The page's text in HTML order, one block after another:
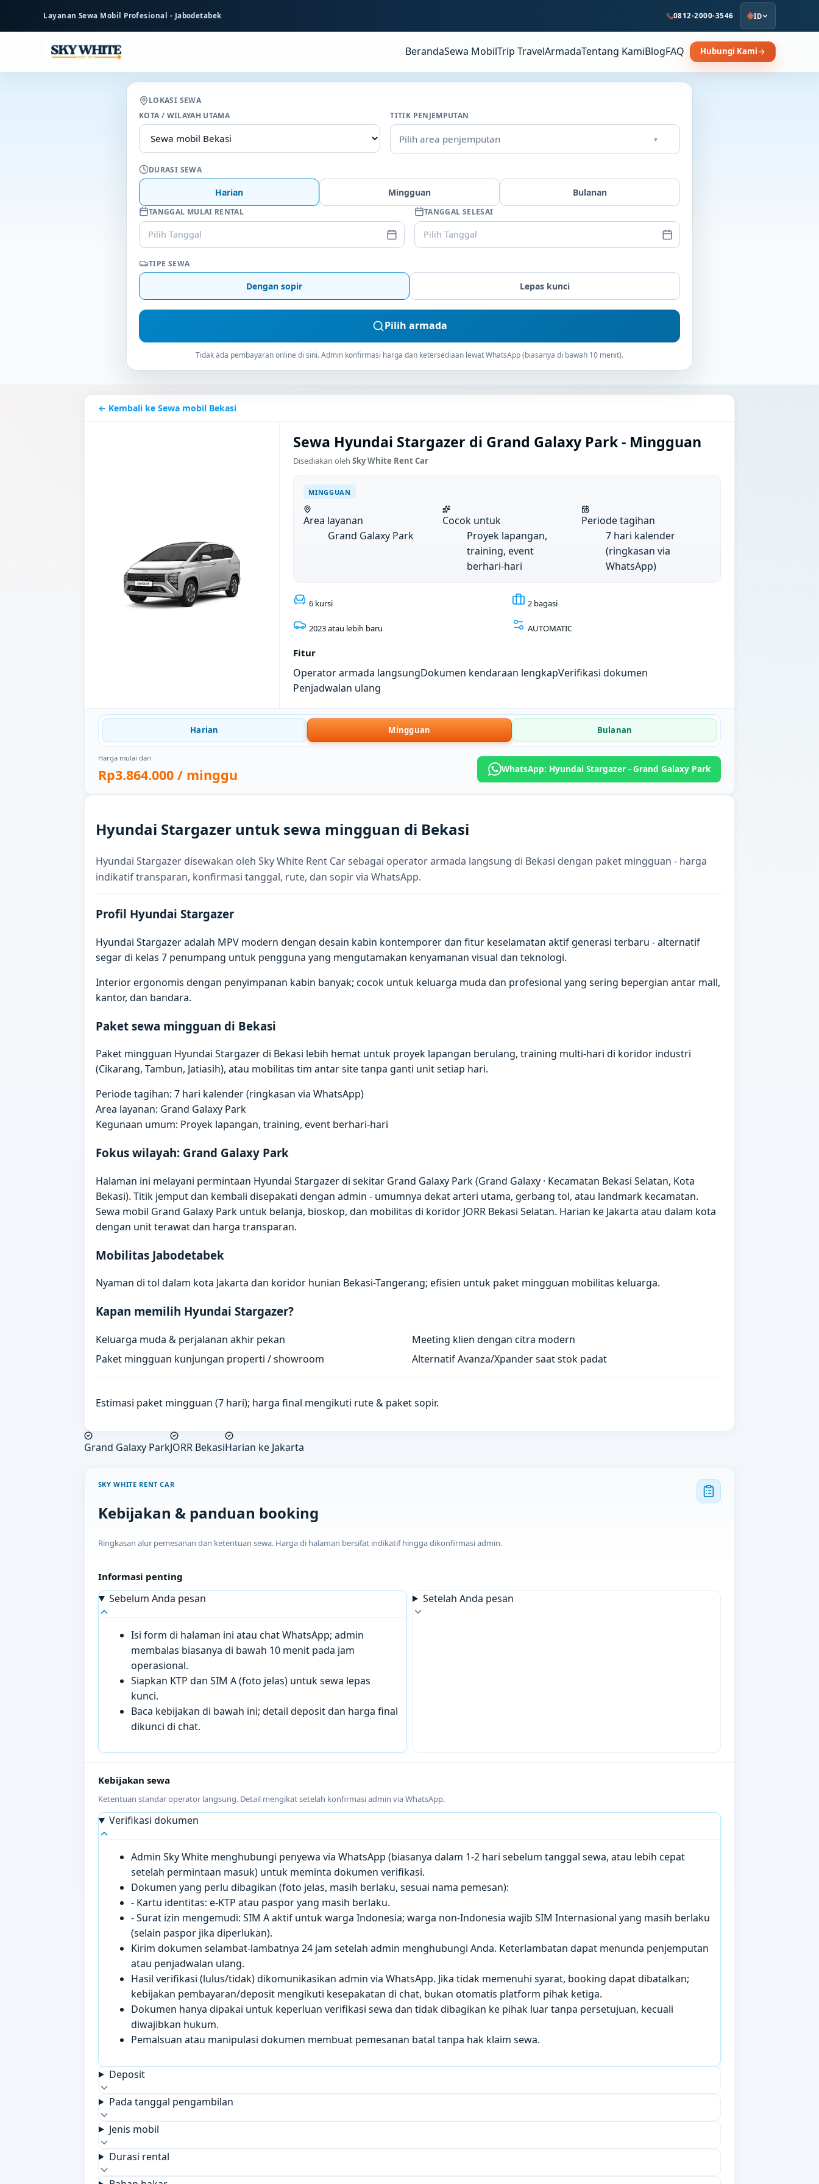
Layanan Sewa Mobil Profesional - Jabodetabek 0812-2000-3546 ID
BerandaSewa MobilTrip TravelArmadaTentang KamiBlogFAQ Hubungi Kami
LOKASI SEWA
KOTA / WILAYAH UTAMA
TITIK PENJEMPUTAN
Pilih area penjemputan ▾
DURASI SEWA
Harian Mingguan Bulanan
TANGGAL MULAI RENTAL
Pilih Tanggal
TANGGAL SELESAI
Pilih Tanggal
TIPE SEWA
Dengan sopir Lepas kunci
Pilih armada
Tidak ada pembayaran online di sini. Admin konfirmasi harga dan ketersediaan lewat WhatsApp (biasanya di bawah 10 menit).
← Kembali ke Sewa mobil Bekasi
Sewa Hyundai Stargazer di Grand Galaxy Park - Mingguan
Disediakan oleh Sky White Rent Car
MINGGUAN
Area layanan
Grand Galaxy Park
Cocok untuk
Proyek lapangan,
training, event
berhari-hari
Periode tagihan
7 hari kalender
(ringkasan via
WhatsApp)
6 kursi 2 bagasi
2023 atau lebih baru AUTOMATIC
Fitur
Operator armada langsungDokumen kendaraan lengkapVerifikasi dokumen
Penjadwalan ulang
Harian Mingguan Bulanan
Harga mulai dari
Rp3.864.000 / minggu WhatsApp: Hyundai Stargazer - Grand Galaxy Park
Hyundai Stargazer untuk sewa mingguan di Bekasi
Hyundai Stargazer disewakan oleh Sky White Rent Car sebagai operator armada langsung di Bekasi dengan paket mingguan - harga
indikatif transparan, konfirmasi tanggal, rute, dan sopir via WhatsApp.
Profil Hyundai Stargazer
Hyundai Stargazer adalah MPV modern dengan desain kabin kontemporer dan fitur keselamatan aktif generasi terbaru - alternatif
segar di kelas 7 penumpang untuk pengguna yang mengutamakan kenyamanan visual dan teknologi.
Interior ergonomis dengan penyimpanan kabin banyak; cocok untuk keluarga muda dan profesional yang sering bepergian antar mall,
kantor, dan bandara.
Paket sewa mingguan di Bekasi
Paket mingguan Hyundai Stargazer di Bekasi lebih hemat untuk proyek lapangan berulang, training multi-hari di koridor industri
(Cikarang, Tambun, Jatiasih), atau mobilitas tim antar site tanpa ganti unit setiap hari.
Periode tagihan: 7 hari kalender (ringkasan via WhatsApp)
Area layanan: Grand Galaxy Park
Kegunaan umum: Proyek lapangan, training, event berhari-hari
Fokus wilayah: Grand Galaxy Park
Halaman ini melayani permintaan Hyundai Stargazer di sekitar Grand Galaxy Park (Grand Galaxy · Kecamatan Bekasi Selatan, Kota
Bekasi). Titik jemput dan kembali disepakati dengan admin - umumnya dekat arteri utama, gerbang tol, atau landmark kecamatan.
Sewa mobil Grand Galaxy Park untuk belanja, bioskop, dan mobilitas di koridor JORR Bekasi Selatan. Harian ke Jakarta atau dalam kota
dengan unit terawat dan harga transparan.
Mobilitas Jabodetabek
Nyaman di tol dalam kota Jakarta dan koridor hunian Bekasi-Tangerang; efisien untuk paket mingguan mobilitas keluarga.
Kapan memilih Hyundai Stargazer?
Keluarga muda & perjalanan akhir pekan
Meeting klien dengan citra modern
Paket mingguan kunjungan properti / showroom
Alternatif Avanza/Xpander saat stok padat
Estimasi paket mingguan (7 hari); harga final mengikuti rute & paket sopir.
Grand Galaxy ParkJORR BekasiHarian ke Jakarta
SKY WHITE RENT CAR
Kebijakan & panduan booking
Ringkasan alur pemesanan dan ketentuan sewa. Harga di halaman bersifat indikatif hingga dikonfirmasi admin.
Informasi penting
Sebelum Anda pesan
Isi form di halaman ini atau chat WhatsApp; admin
membalas biasanya di bawah 10 menit pada jam
operasional.
Siapkan KTP dan SIM A (foto jelas) untuk sewa lepas
kunci.
Baca kebijakan di bawah ini; detail deposit dan harga final
dikunci di chat.
Setelah Anda pesan
Kebijakan sewa
Ketentuan standar operator langsung. Detail mengikat setelah konfirmasi admin via WhatsApp.
Verifikasi dokumen
Admin Sky White menghubungi penyewa via WhatsApp (biasanya dalam 1-2 hari sebelum tanggal sewa, atau lebih cepat
setelah permintaan masuk) untuk meminta dokumen verifikasi.
Dokumen yang perlu dibagikan (foto jelas, masih berlaku, sesuai nama pemesan):
- Kartu identitas: e-KTP atau paspor yang masih berlaku.
- Surat izin mengemudi: SIM A aktif untuk warga Indonesia; warga non-Indonesia wajib SIM Internasional yang masih berlaku
(selain paspor jika diperlukan).
Kirim dokumen selambat-lambatnya 24 jam setelah admin menghubungi Anda. Keterlambatan dapat menunda penjemputan
atau penjadwalan ulang.
Hasil verifikasi (lulus/tidak) dikomunikasikan admin via WhatsApp. Jika tidak memenuhi syarat, booking dapat dibatalkan;
kebijakan pembayaran/deposit mengikuti kesepakatan di chat, bukan otomatis platform pihak ketiga.
Dokumen hanya dipakai untuk keperluan verifikasi sewa dan tidak dibagikan ke pihak luar tanpa persetujuan, kecuali
diwajibkan hukum.
Pemalsuan atau manipulasi dokumen membuat pemesanan batal tanpa hak klaim sewa.
Deposit
Pada tanggal pengambilan
Jenis mobil
Durasi rental